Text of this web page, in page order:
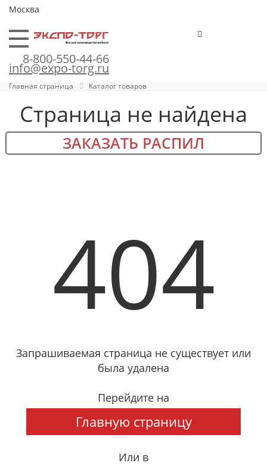
Москва
8-800-550-44-66
info@expo-torg.ru
Главная страница Каталог товаров
Страница не найдена
ЗАКАЗАТЬ РАСПИЛ
404
Запрашиваемая страница не существует или
была удалена
Перейдите на
Главную страницу
Или в